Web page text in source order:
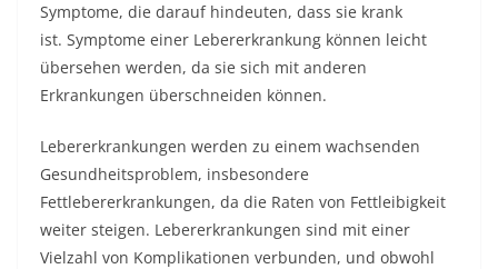
Symptome, die darauf hindeuten, dass sie krank
ist. Symptome einer Lebererkrankung können leicht
übersehen werden, da sie sich mit anderen
Erkrankungen überschneiden können.
Lebererkrankungen werden zu einem wachsenden
Gesundheitsproblem, insbesondere
Fettlebererkrankungen, da die Raten von Fettleibigkeit
weiter steigen. Lebererkrankungen sind mit einer
Vielzahl von Komplikationen verbunden, und obwohl